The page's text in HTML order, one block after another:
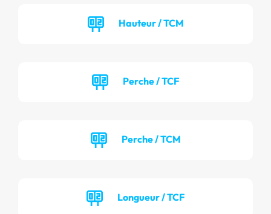
Hauteur / TCM
Perche / TCF
Perche / TCM
Longueur / TCF